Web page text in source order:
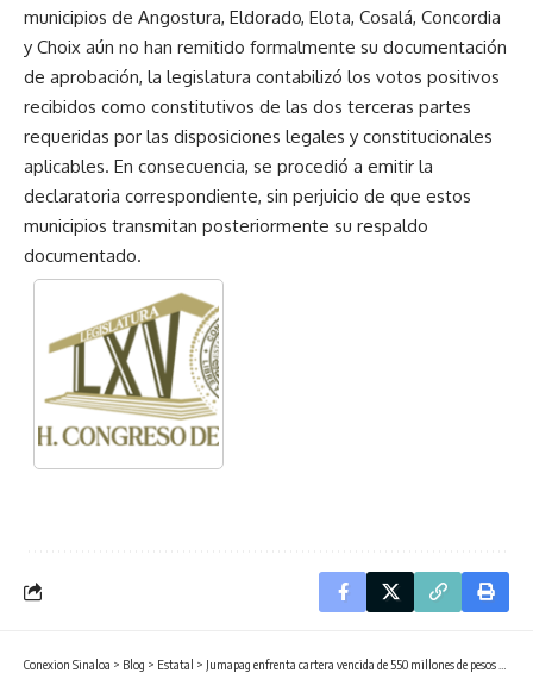
municipios de Angostura, Eldorado, Elota, Cosalá, Concordia
y Choix aún no han remitido formalmente su documentación
de aprobación, la legislatura contabilizó los votos positivos
recibidos como constitutivos de las dos terceras partes
requeridas por las disposiciones legales y constitucionales
aplicables. En consecuencia, se procedió a emitir la
declaratoria correspondiente, sin perjuicio de que estos
municipios transmitan posteriormente su respaldo
documentado.
Conexion Sinaloa > Blog > Estatal > Jumapag enfrenta cartera vencida de 550 millones de pesos con deudas incobrables por usuarios fallecidos